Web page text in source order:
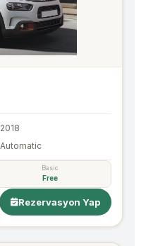
2018
Automatic
Basic
Free
Rezervasyon Yap